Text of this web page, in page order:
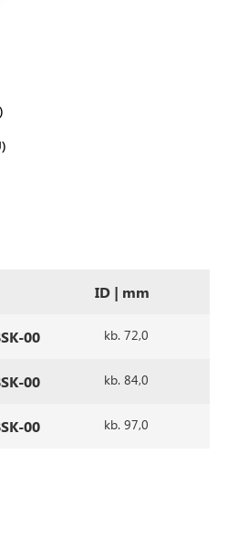
ID | mm
00 kb. 72,0
00 kb. 84,0
00 kb. 97,0